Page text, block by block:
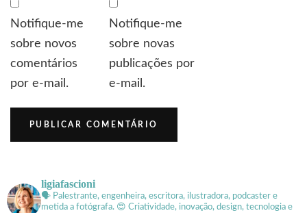
Notifique-me
sobre novos
comentários
por e-mail.
Notifique-me
sobre novas
publicações por
e-mail.
ligiafascioni
🗣 Palestrante, engenheira, escritora, ilustradora, podcaster e
metida a fotógrafa. 😍 Criatividade, inovação, design, tecnologia e